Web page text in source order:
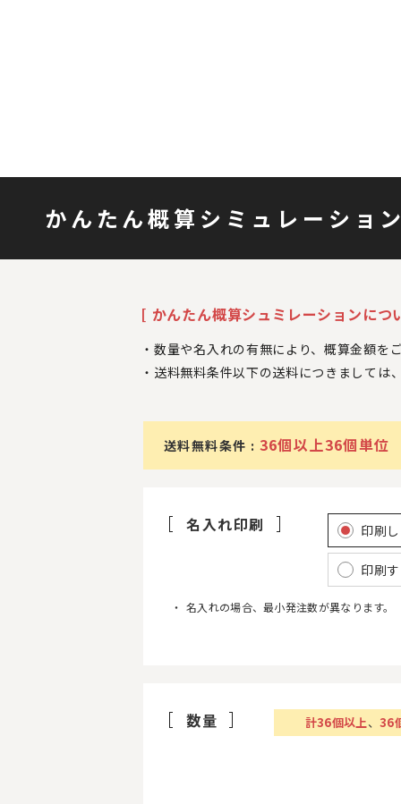
かんたん概算シミュレーショ
[ かんたん概算シュミレーションにつ
数量や名入れの有無により、概算金額を
送料無料条件以下の送料につきましては
送料無料条件 : 36個以上36個単位
名入れ印刷 印刷
印刷
名入れの場合、最小発注数が異なります。
数量 計36個以上、36